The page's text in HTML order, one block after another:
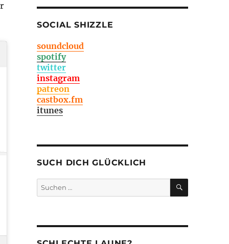
SOCIAL SHIZZLE
soundcloud
spotify
twitter
instagram
patreon
castbox.fm
itunes
SUCH DICH GLÜCKLICH
Suchen
nach:
SUCHEN